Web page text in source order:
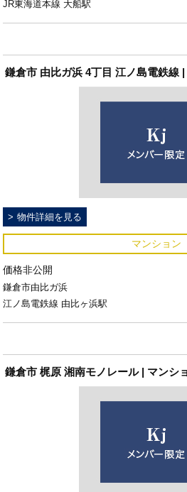
JR東海道本線 大船駅
鎌倉市 由比ガ浜 4丁目 江ノ島電鉄線
物件詳細を見る
マンション
価格非公開
鎌倉市由比ガ浜
江ノ島電鉄線 由比ヶ浜駅
鎌倉市 梶原 湘南モノレール | マンシ